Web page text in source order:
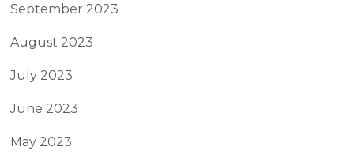
September 2023
August 2023
July 2023
June 2023
May 2023